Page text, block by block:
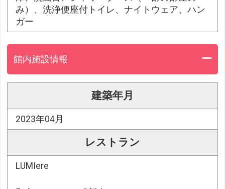
み）、洗浄便座付トイレ、ナイトウェア、ハン
ガー
館内施設情報
建築年月
2023年04月
レストラン
LUMIere